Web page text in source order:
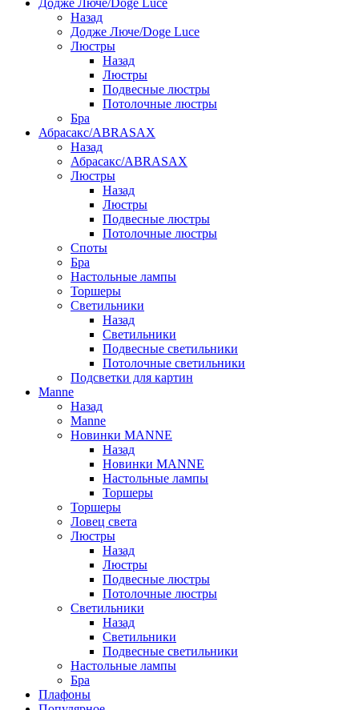
Додже Люче/Doge Luce
Назад
Додже Люче/Doge Luce
Люстры
Назад
Люстры
Подвесные люстры
Потолочные люстры
Бра
Абрасакс/ABRASAX
Назад
Абрасакс/ABRASAX
Люстры
Назад
Люстры
Подвесные люстры
Потолочные люстры
Споты
Бра
Настольные лампы
Торшеры
Светильники
Назад
Светильники
Подвесные светильники
Потолочные светильники
Подсветки для картин
Manne
Назад
Manne
Новинки MANNE
Назад
Новинки MANNE
Настольные лампы
Торшеры
Торшеры
Ловец света
Люстры
Назад
Люстры
Подвесные люстры
Потолочные люстры
Светильники
Назад
Светильники
Подвесные светильники
Настольные лампы
Бра
Плафоны